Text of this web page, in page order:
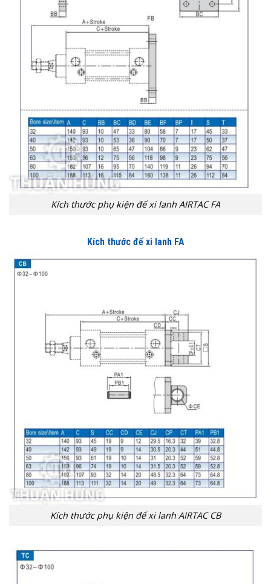
Kích thước phụ kiện đế xi lanh AIRTAC FA
Kích thước đế xi lanh FA
Kích thước phụ kiện đế xi lanh AIRTAC CB